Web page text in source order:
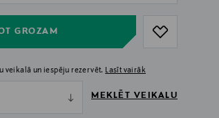
GROZAM
veikalā un iespēju rezervēt. Lasīt vairāk
MEKLĒT VEIKALU